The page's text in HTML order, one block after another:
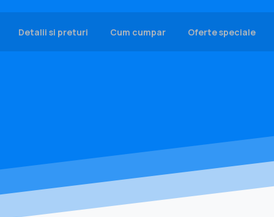
Detalii si preturi Cum cumpar Oferte speciale